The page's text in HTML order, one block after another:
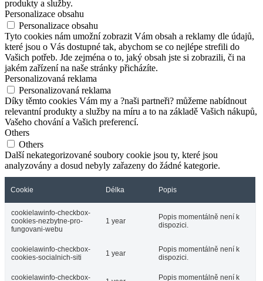
produkty a služby.
Personalizace obsahu
Personalizace obsahu
Tyto cookies nám umožní zobrazit Vám obsah a reklamy dle údajů,
které jsou o Vás dostupné tak, abychom se co nejlépe strefili do
Vašich potřeb. Jde zejména o to, jaký obsah jste si zobrazili, či na
jakém zařízení na naše stránky přicházíte.
Personalizovaná reklama
Personalizovaná reklama
Díky těmto cookies Vám my a ?naši partneři? můžeme nabídnout
relevantní produkty a služby na míru a to na základě Vašich nákupů,
Vašeho chování a Vašich preferencí.
Others
Others
Další nekategorizované soubory cookie jsou ty, které jsou
analyzovány a dosud nebyly zařazeny do žádné kategorie.
Cookie Délka Popis
cookielawinfo-checkbox-
cookies-nezbytne-pro-
fungovani-webu
1 year
Popis momentálně není k
dispozici.
cookielawinfo-checkbox-
cookies-socialnich-siti
1 year
Popis momentálně není k
dispozici.
cookielawinfo-checkbox- Popis momentálně není k